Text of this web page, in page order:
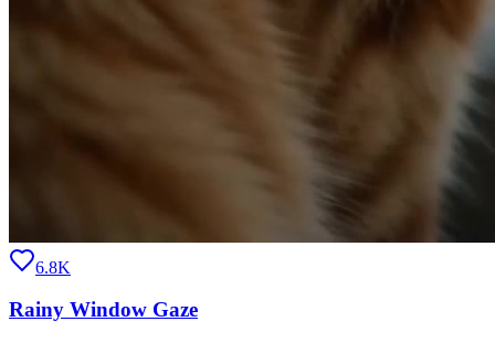
6.8K
Rainy Window Gaze